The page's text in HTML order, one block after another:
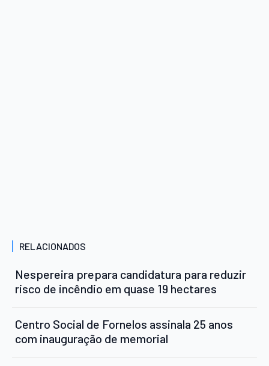
RELACIONADOS
Nespereira prepara candidatura para reduzir
risco de incêndio em quase 19 hectares
Centro Social de Fornelos assinala 25 anos
com inauguração de memorial